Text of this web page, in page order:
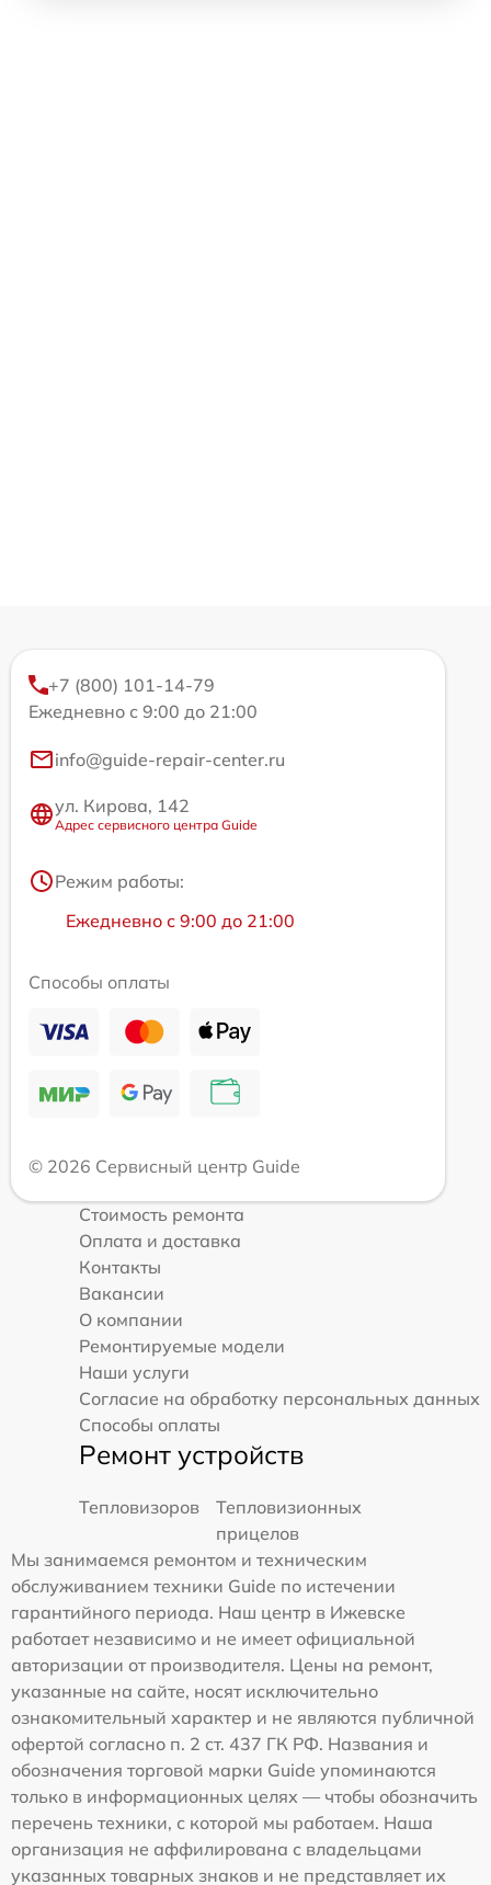
+7 (800) 101-14-79
Ежедневно с 9:00 до 21:00
info@guide-repair-center.ru
ул. Кирова, 142
Адрес сервисного центра Guide
Режим работы:
Ежедневно с 9:00 до 21:00
Способы оплаты
© 2026 Сервисный центр Guide
Стоимость ремонта
Оплата и доставка
Контакты
Вакансии
О компании
Ремонтируемые модели
Наши услуги
Согласие на обработку персональных данных
Способы оплаты
Ремонт устройств
Тепловизоров
Тепловизионных
прицелов
Мы занимаемся ремонтом и техническим
обслуживанием техники Guide по истечении
гарантийного периода. Наш центр в Ижевске
работает независимо и не имеет официальной
авторизации от производителя. Цены на ремонт,
указанные на сайте, носят исключительно
ознакомительный характер и не являются публичной
офертой согласно п. 2 ст. 437 ГК РФ. Названия и
обозначения торговой марки Guide упоминаются
только в информационных целях — чтобы обозначить
перечень техники, с которой мы работаем. Наша
организация не аффилирована с владельцами
указанных товарных знаков и не представляет их